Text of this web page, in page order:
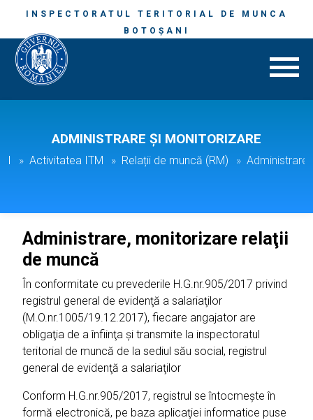
INSPECTORATUL TERITORIAL DE MUNCA
BOTOȘANI
ADMINISTRARE ȘI MONITORIZARE
Activitatea ITM Relații de muncă (RM) Administrare
Administrare, monitorizare relaţii
de muncă
În conformitate cu prevederile H.G.nr.905/2017 privind
registrul general de evidenţă a salariaţilor
(M.O.nr.1005/19.12.2017), fiecare angajator are
obligaţia de a înfiinţa şi transmite la inspectoratul
teritorial de muncă de la sediul său social, registrul
general de evidenţă a salariaţilor
Conform H.G.nr.905/2017, registrul se întocmeşte în
formă electronică, pe baza aplicaţiei informatice puse